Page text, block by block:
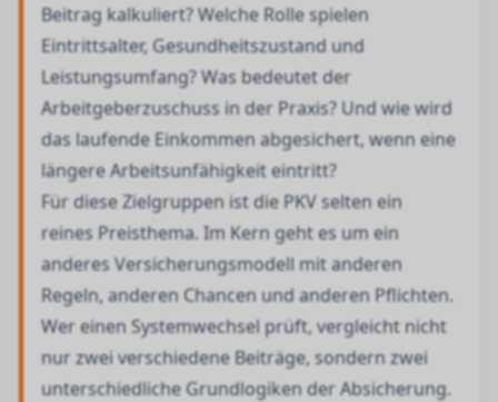
Beitrag kalkuliert? Welche Rolle spielen
Eintrittsalter, Gesundheitszustand und
Leistungsumfang? Was bedeutet der
Arbeitgeberzuschuss in der Praxis? Und wie wird
das laufende Einkommen abgesichert, wenn eine
längere Arbeitsunfähigkeit eintritt?
Für diese Zielgruppen ist die PKV selten ein
reines Preisthema. Im Kern geht es um ein
anderes Versicherungsmodell mit anderen
Regeln, anderen Chancen und anderen Pflichten.
Wer einen Systemwechsel prüft, vergleicht nicht
nur zwei verschiedene Beiträge, sondern zwei
unterschiedliche Grundlogiken der Absicherung.